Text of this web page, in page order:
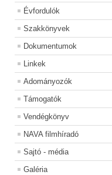
Évfordulók
Szakkönyvek
Dokumentumok
Linkek
Adományozók
Támogatók
Vendégkönyv
NAVA filmhíradó
Sajtó - média
Galéria